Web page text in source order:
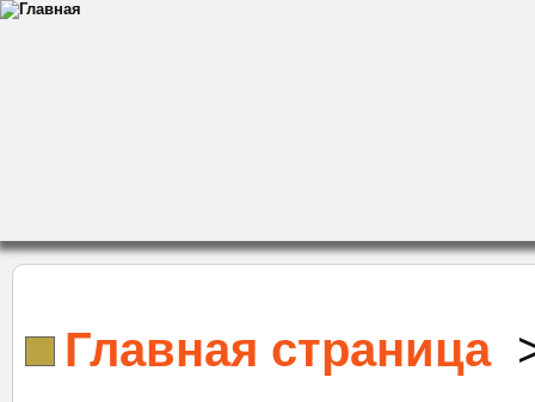
Главная страница